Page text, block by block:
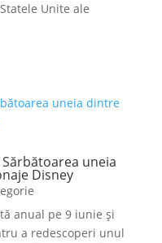
Unite ale
uneia
Disney
anual pe 9 iunie și
a redescoperi unul